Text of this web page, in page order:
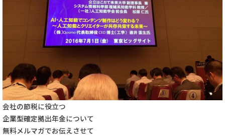
会社の節税に役立つ
企業型確定拠出年金について
無料メルマガでお伝えさせて